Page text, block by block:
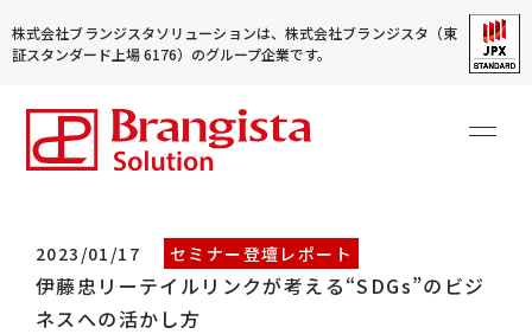
株式会社ブランジスタソリューションは、株式会社ブランジスタ（東
証スタンダード上場 6176）のグループ企業です。
2023/01/17 セミナー登壇レポート
伊藤忠リーテイルリンクが考える“SDGs”のビジ
ネスへの活かし方